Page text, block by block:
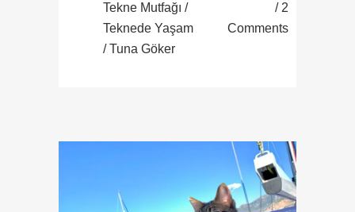
Tekne Mutfağı /
Teknede Yaşam
/ Tuna Göker
2
Comments